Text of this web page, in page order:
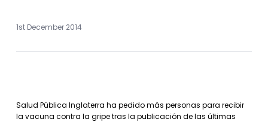
1st December 2014
Salud Pública Inglaterra ha pedido más personas para recibir
la vacuna contra la gripe tras la publicación de las últimas